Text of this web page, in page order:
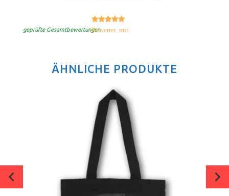
Bewertet mit
geprüfte Gesamtbewertungen
ÄHNLICHE PRODUKTE